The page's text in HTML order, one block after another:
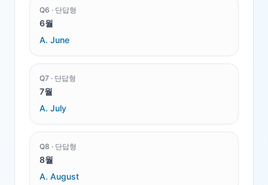
Q6 · 단답형
6월
A. June
Q7 · 단답형
7월
A. July
Q8 · 단답형
8월
A. August